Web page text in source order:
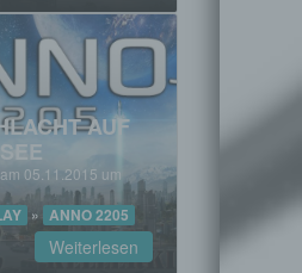
AUF
am 05.11.2015 um
» ANNO 2205
Weiterlesen